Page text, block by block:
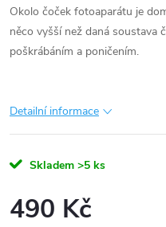
Okolo čoček fotoaparátu je
něco vyšší než daná soustava
poškrábáním a poničením.
Detailní informace
Skladem >5 ks
490 Kč